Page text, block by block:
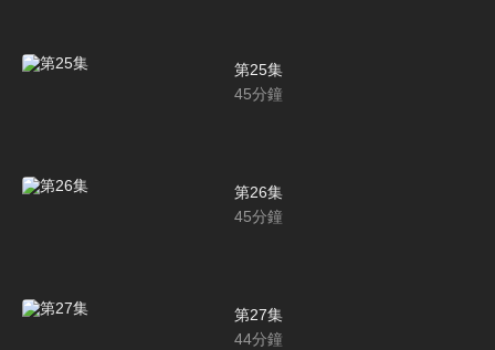
第25集
45分鐘
第26集
45分鐘
第27集
44分鐘